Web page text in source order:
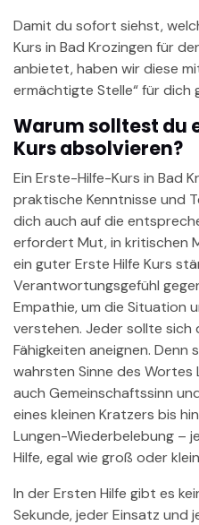
Damit du sofort siehst,
Kurs in Bad Krozingen für
anbietet, haben wir diese
ermächtigte Stelle“ für dich
Warum solltest du
Kurs absolvieren?
Ein Erste-Hilfe-Kurs in Bad
praktische Kenntnisse und
dich auch auf die
erfordert Mut, in kritischen
ein guter Erste Hilfe Kurs
Verantwortungsgefühl
Empathie, um die Situation
verstehen. Jeder sollte
Fähigkeiten aneignen. Denn
wahrsten Sinne des
auch Gemeinschaftssinn
eines kleinen Kratzers bis
Lungen-Wiederbelebung –
Hilfe, egal wie groß oder
In der Ersten Hilfe gibt es
Sekunde, jeder Einsatz und